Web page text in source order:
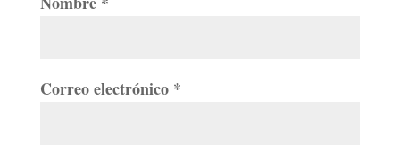
Correo electrónico *